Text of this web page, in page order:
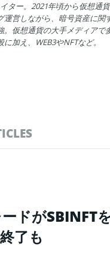
ター。2021年頃から仮想通
運営しながら、暗号資産に関
。仮想通貨の大手メディアで
加え、WEB3やNFTなど。
ドがSBINFT
了も